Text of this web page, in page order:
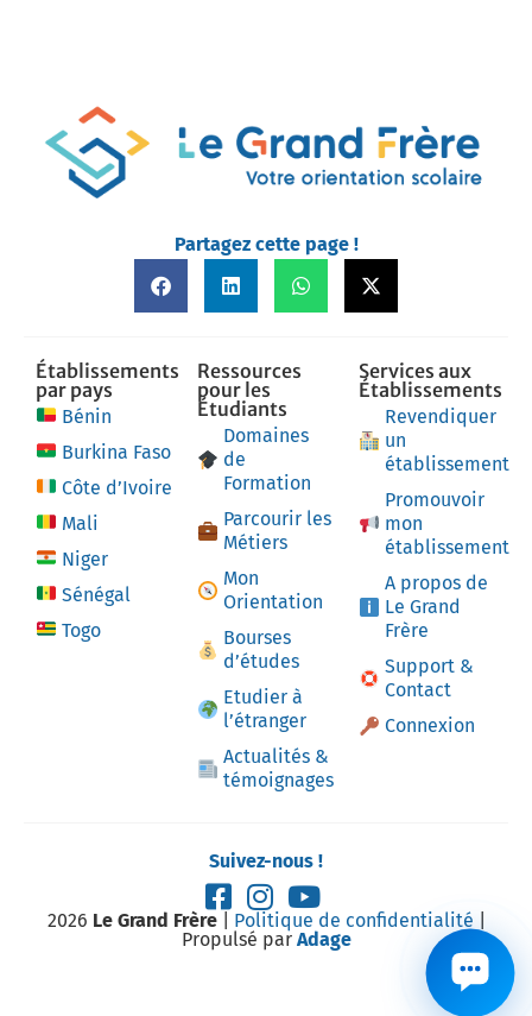
Partagez cette page !
Établissements
par pays
Bénin
Burkina Faso
Côte d’Ivoire
Mali
Niger
Sénégal
Togo
Ressources
pour les
Étudiants
Domaines
de
Formation
Parcourir les
Métiers
Mon
Orientation
Bourses
d’études
Etudier à
l’étranger
Actualités &
témoignages
Services aux
Établissements
Revendiquer
un
établissement
Promouvoir
mon
établissement
A propos de
Le Grand
Frère
Support &
Contact
Connexion
Suivez-nous !
2026 Le Grand Frère| Politique de confidentialité
Propulsé par Adage